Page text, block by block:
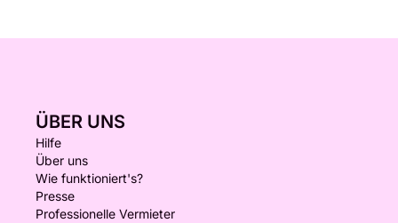
ÜBER UNS
Hilfe
Über uns
Wie funktioniert's?
Presse
Professionelle Vermieter